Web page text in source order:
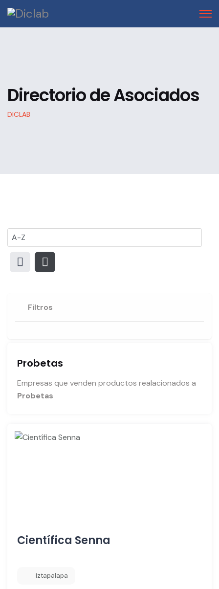
Directorio de Asociados
DICLAB
Filtros
Probetas
Empresas que venden productos realacionados a
Probetas
Científica Senna
Iztapalapa